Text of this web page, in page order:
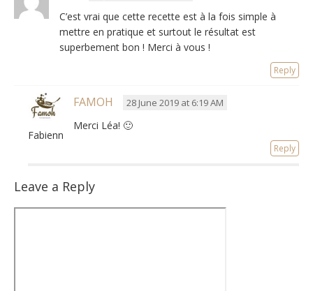
C’est vrai que cette recette est à la fois simple à
mettre en pratique et surtout le résultat est
superbement bon ! Merci à vous !
Reply
Fabienne
FAMOH 28 June 2019 at 6:19 AM
Merci Léa! 🙂
Reply
Leave a Reply